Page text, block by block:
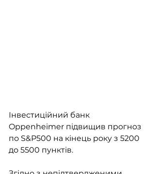
Інвестиційний банк
Oppenheimer підвищив прогноз
по S&P500 на кінець року з 5200
до 5500 пунктів.